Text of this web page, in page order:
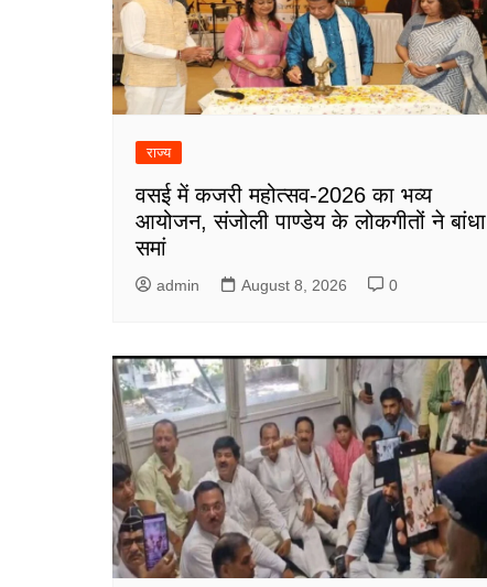
राज्य
वसई में कजरी महोत्सव-2026 का भव्य
आयोजन, संजोली पाण्डेय के लोकगीतों ने बांधा
समां
admin August 8, 2026 0